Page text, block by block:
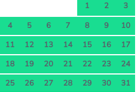
1 2
3
4
5 6 7 8 9
10
11
12 13 14 15 16
17
18
19 20 21 22 23
24
25
26 27 28 29 30 31